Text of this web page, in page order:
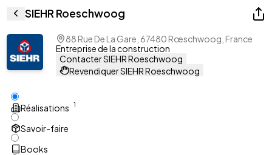
SIEHR Roeschwoog
88 Rue De La Gare, 67480 Rœschwoog, France
Entreprise de la construction
Contacter SIEHR Roeschwoog
Revendiquer SIEHR Roeschwoog
Réalisations 1
Savoir-faire
Books